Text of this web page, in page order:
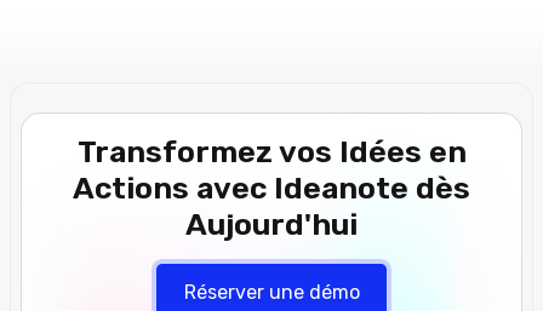
Transformez vos Idées en
Actions avec Ideanote dès
Aujourd'hui
Réserver une démo